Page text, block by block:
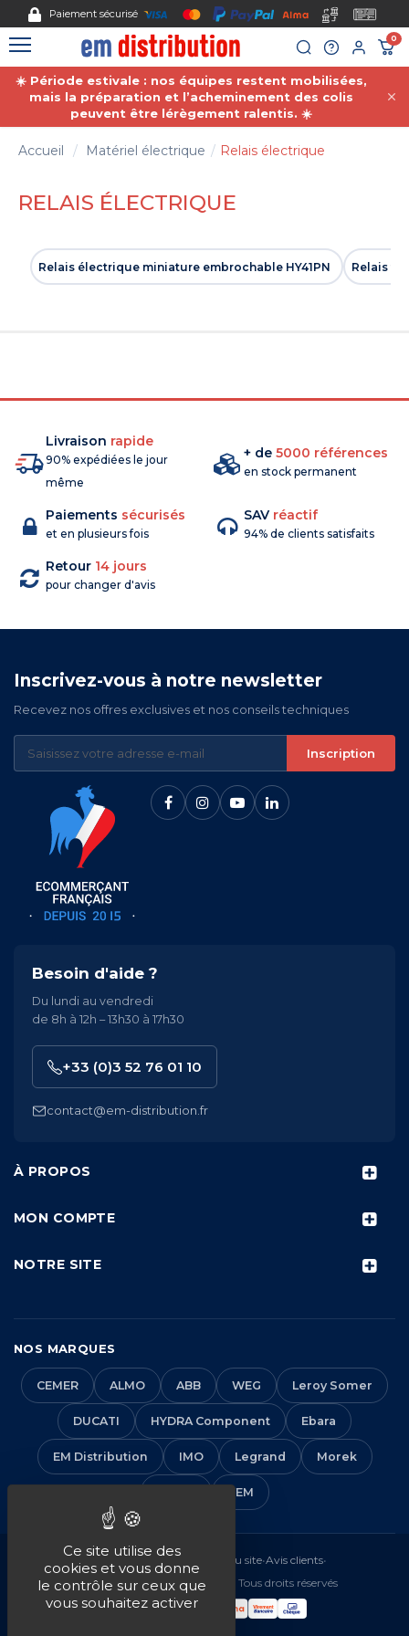
Paiement sécurisé
0
☀️ Période estivale : nos équipes restent mobilisées,
mais la préparation et l’acheminement des colis
peuvent être lérègement ralentis. ☀️
Accueil Matériel électrique Relais électrique
RELAIS ÉLECTRIQUE
Relais électrique miniature embrochable HY41PN Relais
Livraison rapide
90% expédiées le jour
même
+ de 5000 références
en stock permanent
Paiements sécurisés
et en plusieurs fois
SAV réactif
94% de clients satisfaits
Retour 14 jours
pour changer d'avis
Inscrivez-vous à notre newsletter
Recevez nos offres exclusives et nos conseils techniques
Inscription
À PROPOS
MON COMPTE
NOTRE SITE
Besoin d'aide ?
Du lundi au vendredi
de 8h à 12h – 13h30 à 17h30
+33 (0)3 52 76 01 10
contact@em-distribution.fr
NOS MARQUES
CEMER ALMO ABB WEG Leroy Somer
DUCATI HYDRA Component Ebara
EM Distribution IMO Legrand Morek
VEM
Mentions légales•CGV Plan du site•Avis clients•
© 2016-2026 EM Distribution - Tous droits réservés
Gestion des cookies
Ce site utilise des
cookies et vous donne
le contrôle sur ceux que
vous souhaitez activer